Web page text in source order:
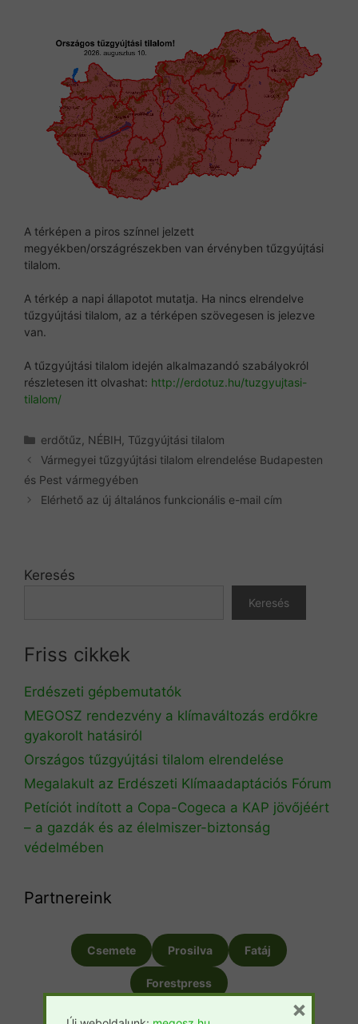
A térképen a piros színnel jelzett
megyékben/országrészekben van érvényben tűzgyújtási
tilalom.
A térkép a napi állapotot mutatja. Ha nincs elrendelve
tűzgyújtási tilalom, az a térképen szövegesen is jelezve
van.
A tűzgyújtási tilalom idején alkalmazandó szabályokról
részletesen itt olvashat: http://erdotuz.hu/tuzgyujtasi-
tilalom/
Kategória
erdőtűz, NÉBIH, Tűzgyújtási tilalom
Vármegyei tűzgyújtási tilalom elrendelése Budapesten
és Pest vármegyében
Elérhető az új általános funkcionális e-mail cím
Keresés
Keresés
Friss cikkek
Erdészeti gépbemutatók
MEGOSZ rendezvény a klímaváltozás erdőkre
gyakorolt hatásiról
Országos tűzgyújtási tilalom elrendelése
Megalakult az Erdészeti Klímaadaptációs Fórum
Petíciót indított a Copa-Cogeca a KAP jövőjéért
– a gazdák és az élelmiszer-biztonság
védelmében
Partnereink
Csemete Prosilva Fatáj
Forestpress
×